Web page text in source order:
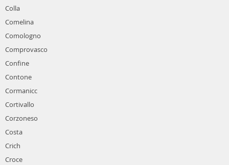
Colla
Comelina
Comologno
Comprovasco
Confine
Contone
Cormanicc
Cortivallo
Corzoneso
Costa
Crich
Croce